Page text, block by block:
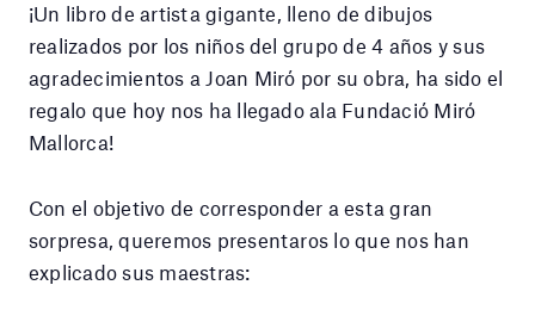
¡Un libro de artista gigante, lleno de dibujos
realizados por los niños del grupo de 4 años y sus
agradecimientos a Joan Miró por su obra, ha sido el
regalo que hoy nos ha llegado ala Fundació Miró
Mallorca!
Con el objetivo de corresponder a esta gran
sorpresa, queremos presentaros lo que nos han
explicado sus maestras: